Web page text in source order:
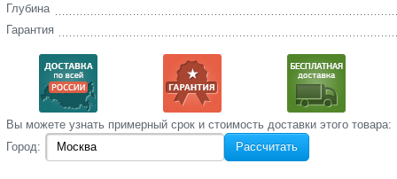
Глубина
Гарантия
Вы‌ можете‌ узнать‌ примерный срок и стоимость‌ доставки этого товара:
Город:
Рассчитать